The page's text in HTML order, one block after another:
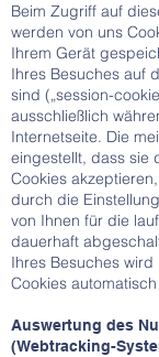
Beim Zugriff auf
werden von uns
Ihrem Gerät
Ihres Besuches auf
sind („session-
ausschließlich
Internetseite. Die
eingestellt, dass sie
Cookies
durch die
von Ihnen für die
dauerhaft
Ihres Besuches
Cookies
Auswertung des
(Webtracking-